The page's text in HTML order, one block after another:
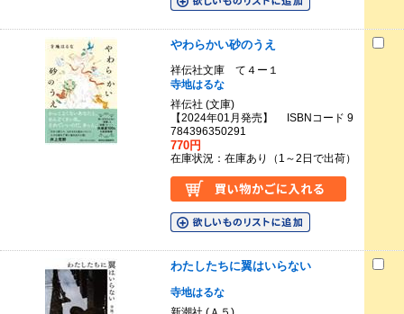
やわらかい砂のうえ
祥伝社文庫 て４ー１
寺地はるな
祥伝社 (文庫)
【2024年01月発売】 ISBNコード 9
784396350291
770円
在庫状況：在庫あり（1～2日で出荷）
わたしたちに翼はいらない
寺地はるな